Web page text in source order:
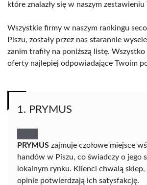
które znalazły się w naszym zestawieniu
Wszystkie firmy w naszym rankingu
Piszu, zostały przez nas starannie
zanim trafiły na poniższą listę.
oferty najlepiej odpowiadające Twoim
1. PRYMUS
PRYMUS zajmuje czołowe miejsce
handów w Piszu, co świadczy o jego
lokalnym rynku. Klienci chwalą
opinie potwierdzają ich satysfakcję.